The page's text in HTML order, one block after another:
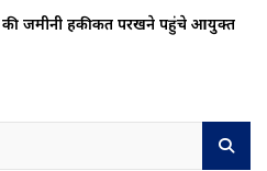
की जमीनी हकीकत परखने पहुंचे आयुक्त